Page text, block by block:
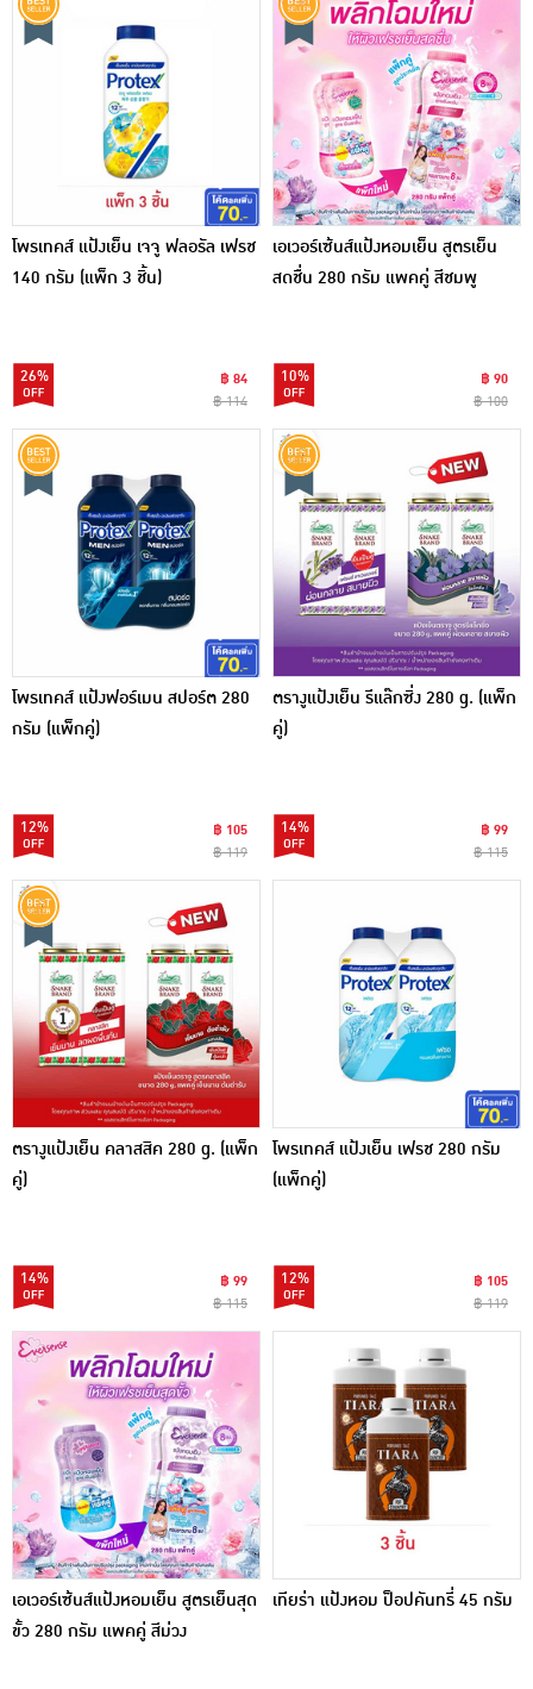
โพรเทคส์ แป้งเย็น เจจู ฟลอรัล เฟรช
140 กรัม (แพ็ก 3 ชิ้น)
26%
฿ 84
฿ 114
เอเวอร์เซ้นส์แป้งหอมเย็น สูตรเย็น
สดชื่น 280 กรัม แพคคู่ สีชมพู
10%
฿ 90
฿ 100
โพรเทคส์ แป้งฟอร์เมน สปอร์ต 280
กรัม (แพ็กคู่)
12%
฿ 105
฿ 119
ตรางูแป้งเย็น รีแล๊กซิ่ง 280 g. (แพ็ก
คู่)
14%
฿ 99
฿ 115
ตรางูแป้งเย็น คลาสสิค 280 g. (แพ็ก
คู่)
14%
฿ 99
฿ 115
โพรเทคส์ แป้งเย็น เฟรช 280 กรัม
(แพ็กคู่)
12%
฿ 105
฿ 119
เอเวอร์เซ้นส์แป้งหอมเย็น สูตรเย็นสุด
ขั้ว 280 กรัม แพคคู่ สีม่วง
เทียร่า แป้งหอม ป็อปคันทรี่ 45 กรัม